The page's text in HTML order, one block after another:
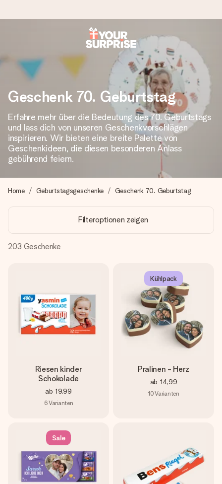
Heute bestellt, in 1 Werktag verschickt
Wir bereiten dein Geschenk sorgfältig vor und schicken es
blitzschnell – damit du es genau zum richtigen Zeitpunkt
überreichen kannst, wenn es am meisten zählt.
4,8 (basierend auf +15.000 Bewertungen)
Unsere Geschenke begeistern. Kunden bewerten uns mit
4,8 bei Google Reviews (Gesamtergebnis aller Länder, in
+49 39292 929695
Montag - Freitag : 8:30 - 17:00 Uhr
Samstag - Sonntag : 8:30 - 13:00 Uhr
Geschenk 70. Geburtstag
Erfahre mehr über die Bedeutung des 70. Geburtstags
und lass dich von unseren Geschenkvorschlägen
inspirieren. Wir bieten eine breite Palette von
Geschenkideen, die diesen besonderen Anlass
gebührend feiern.
Home Geburtstagsgeschenke Geschenk 70. Geburtstag
Filteroptionen zeigen
203 Geschenke
Riesen kinder
Schokolade
ab 19,99
6Varianten
Kühlpack
Pralinen - Herz
ab 14,99
10Varianten
Sale